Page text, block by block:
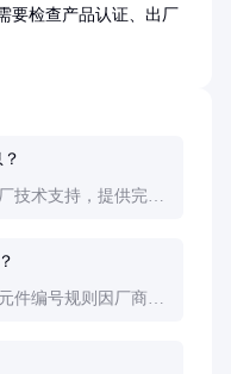
要检查产品认证、出厂
技术支持，提供完整
件编号规则因厂商而